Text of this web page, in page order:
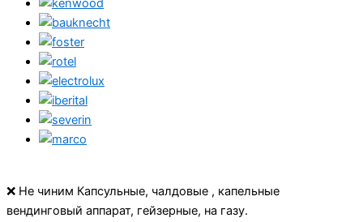
❌ Не чиним Капсульные, чалдовые , капельные
вендинговый аппарат, гейзерные, на газу.